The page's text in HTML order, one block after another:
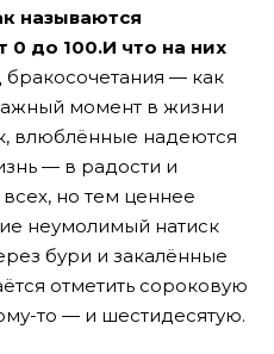
называются
до 100.И что на них
— как
момент в жизни
влюблённые надеются
— в радости и
но тем ценнее
неумолимый натиск
бури и закалённые
отметить сороковую
то — и шестидесятую.